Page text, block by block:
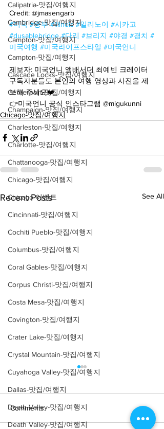
Calipatria-맛집/여행지
Cambridge-맛집/여행지
Campton-맛집/여행지
Campton-맛집/여행지
Cascade Locks-맛집/여행지
Centerport-맛집/여행지
Champaign-맛집/여행지
Charleston-맛집/여행지
Charlotte-맛집/여행지
Chattanooga-맛집/여행지
Chicago-맛집/여행지
Chicago-이벤트
Cincinnati-맛집/여행지
Cochiti Pueblo-맛집/여행지
Columbus-맛집/여행지
Coral Gables-맛집/여행지
Corpus Christi-맛집/여행지
Costa Mesa-맛집/여행지
Covington-맛집/여행지
Crater Lake-맛집/여행지
Crystal Mountain-맛집/여행지
Cuyahoga Valley-맛집/여행지
Dallas-맛집/여행지
Death Valley-맛집/여행지
Death Valley-맛집/여행지
Credit: @jmasengarb
#미국 #중부 #illinois #일리노이 #시카고
#dusablebridge #다리 #브리지 #야경 #경치 #
미국여행 #미국라이프스타일 #미국언니
제보자: 미국언니 앰배서더 최예빈 크레이터
구독자분들도 본인의 여행 영상과 사진을 제
보해 주세요❤️
👉미국언니 공식 인스타그램 @migukunni
Chicago-맛집/여행지
Recent Posts See All
Comments